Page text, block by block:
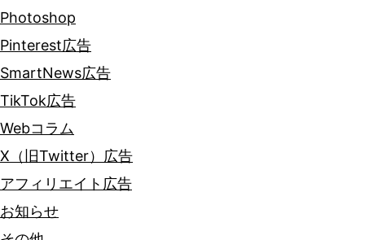
Photoshop
Pinterest広告
SmartNews広告
TikTok広告
Webコラム
X（旧Twitter）広告
アフィリエイト広告
お知らせ